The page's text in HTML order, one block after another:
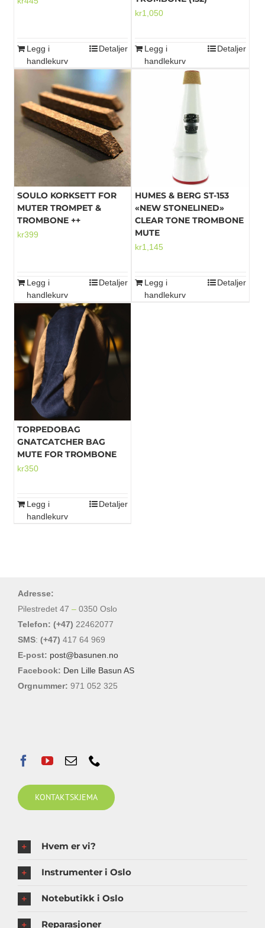
Legg i
handlekurv
Detaljer
kr1,050
Legg i
handlekurv
Detaljer
SOULO KORKSETT FOR
MUTER TROMPET &
TROMBONE ++
kr399
Legg i
handlekurv
Detaljer
HUMES & BERG ST-153
«NEW STONELINED»
CLEAR TONE TROMBONE
MUTE
kr1,145
Legg i
handlekurv
Detaljer
TORPEDOBAG
GNATCATCHER BAG
MUTE FOR TROMBONE
kr350
Legg i
handlekurv
Detaljer
Adresse:
Pilestredet 47 – 0350 Oslo
Telefon: (+47) 22462077
SMS: (+47) 417 64 969
E-post: post@basunen.no
Facebook: Den Lille Basun AS
Orgnummer: 971 052 325
KONTAKTSKJEMA
Hvem er vi?
Instrumenter i Oslo
Notebutikk i Oslo
Reparasjoner